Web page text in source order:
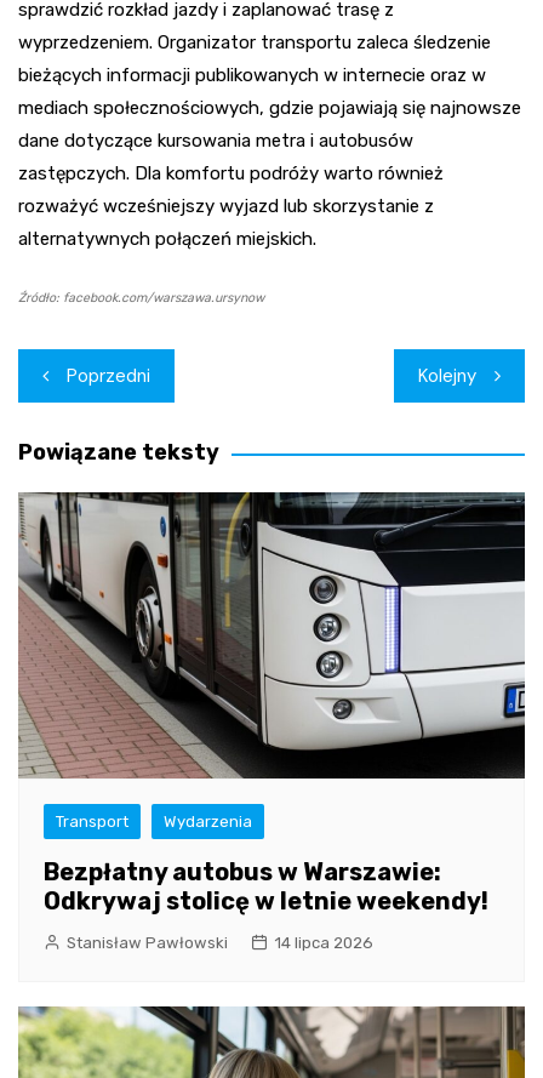
sprawdzić rozkład jazdy i zaplanować trasę z
wyprzedzeniem. Organizator transportu zaleca śledzenie
bieżących informacji publikowanych w internecie oraz w
mediach społecznościowych, gdzie pojawiają się najnowsze
dane dotyczące kursowania metra i autobusów
zastępczych. Dla komfortu podróży warto również
rozważyć wcześniejszy wyjazd lub skorzystanie z
alternatywnych połączeń miejskich.
Źródło: facebook.com/warszawa.ursynow
Nawigacja
wpisu
Poprzedni Kolejny
Powiązane teksty
Transport Wydarzenia
Bezpłatny autobus w Warszawie:
Odkrywaj stolicę w letnie weekendy!
Stanisław Pawłowski 14 lipca 2026